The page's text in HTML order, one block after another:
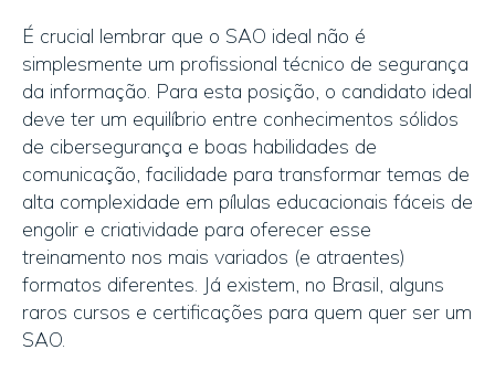
É crucial lembrar que o SAO ideal não é
simplesmente um profissional técnico de segurança
da informação. Para esta posição, o candidato ideal
deve ter um equilíbrio entre conhecimentos sólidos
de cibersegurança e boas habilidades de
comunicação, facilidade para transformar temas de
alta complexidade em pílulas educacionais fáceis de
engolir e criatividade para oferecer esse
treinamento nos mais variados (e atraentes)
formatos diferentes. Já existem, no Brasil, alguns
raros cursos e certificações para quem quer ser um
SAO.